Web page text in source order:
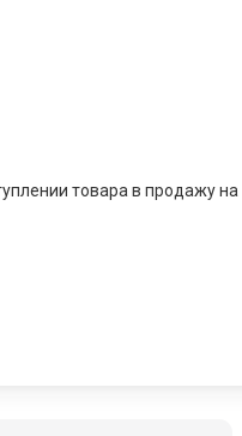
товара в продажу на